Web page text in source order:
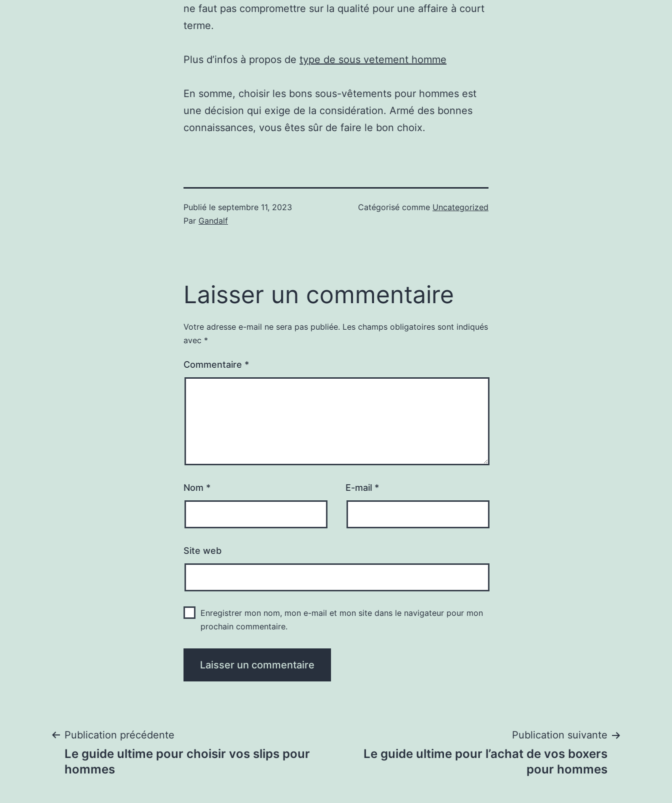
ne faut pas compromettre sur la qualité pour une affaire à court
terme.
Plus d’infos à propos de type de sous vetement homme
En somme, choisir les bons sous-vêtements pour hommes est
une décision qui exige de la considération. Armé des bonnes
connaissances, vous êtes sûr de faire le bon choix.
Publié le septembre 11, 2023
Par Gandalf
Catégorisé comme Uncategorized
Laisser un commentaire
Votre adresse e-mail ne sera pas publiée. Les champs obligatoires sont indiqués
avec *
Commentaire *
Nom * E-mail *
Site web
Enregistrer mon nom, mon e-mail et mon site dans le navigateur pour mon
prochain commentaire.
Navigation
de
Publication précédente
Le guide ultime pour choisir vos slips pour
hommes
Publication suivante
Le guide ultime pour l’achat de vos boxers
pour hommes